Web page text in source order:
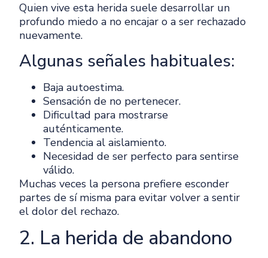
Quien vive esta herida suele desarrollar un
profundo miedo a no encajar o a ser rechazado
nuevamente.
Algunas señales habituales:
Baja autoestima.
Sensación de no pertenecer.
Dificultad para mostrarse
auténticamente.
Tendencia al aislamiento.
Necesidad de ser perfecto para sentirse
válido.
Muchas veces la persona prefiere esconder
partes de sí misma para evitar volver a sentir
el dolor del rechazo.
2. La herida de abandono